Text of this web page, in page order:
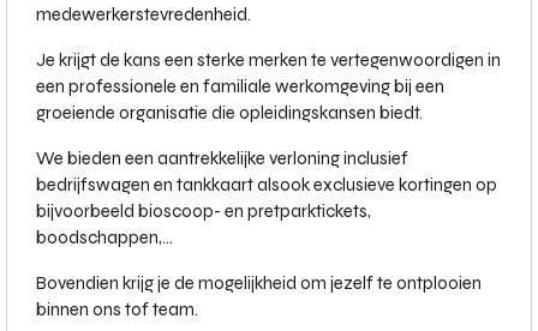
medewerkerstevredenheid.
Je krijgt de kans een sterke merken te vertegenwoordigen in
een professionele en familiale werkomgeving bij een
groeiende organisatie die opleidingskansen biedt.
We bieden een aantrekkelijke verloning inclusief
bedrijfswagen en tankkaart alsook exclusieve kortingen op
bijvoorbeeld bioscoop- en pretparktickets,
boodschappen,...
Bovendien krijg je de mogelijkheid om jezelf te ontplooien
binnen ons tof team.